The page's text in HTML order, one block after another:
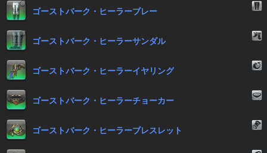
ゴーストバーク・ヒーラーブレー
ゴーストバーク・ヒーラーサンダル
ゴーストバーク・ヒーラーイヤリング
ゴーストバーク・ヒーラーチョーカー
ゴーストバーク・ヒーラーブレスレット